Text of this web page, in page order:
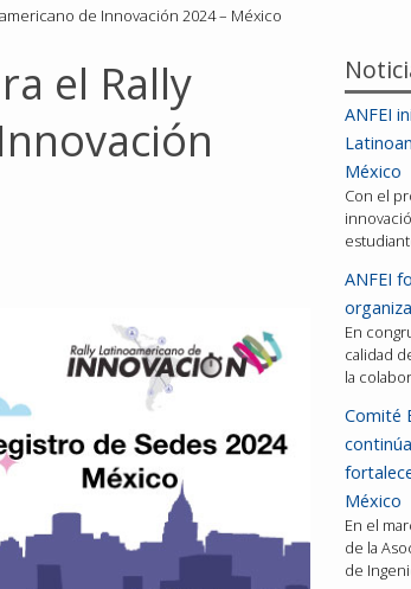
de Innovación 2024 – México
el Rally
ANFEI
México
Con el
ANFEI
En
calidad
la
Comité
México
En el
de la
de